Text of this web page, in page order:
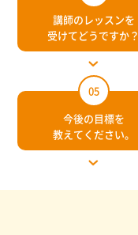
講師のレッスンを
受けてどうですか？
05
今後の目標を
教えてください。